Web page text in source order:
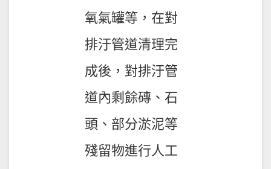
氧氣罐等，在對
排汙管道清理完
成後，對排汙管
道內剩餘磚、石
頭、部分淤泥等
殘留物進行人工